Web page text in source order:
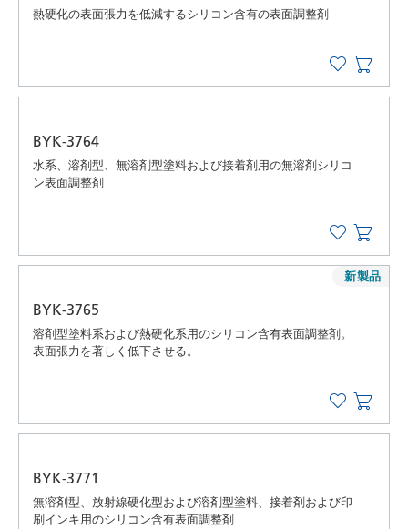
熱硬化の表面張力を低減するシリコン含有の表面調整剤
BYK-3764
水系、溶剤型、無溶剤型塗料および接着剤用の無溶剤シリコ
ン表面調整剤
BYK-3765
溶剤型塗料系および熱硬化系用のシリコン含有表面調整剤。
表面張力を著しく低下させる。
新製品
BYK-3771
無溶剤型、放射線硬化型および溶剤型塗料、接着剤および印
刷インキ用のシリコン含有表面調整剤